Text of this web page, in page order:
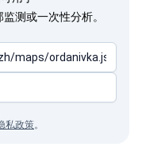
测或一次性分析。
私政策。